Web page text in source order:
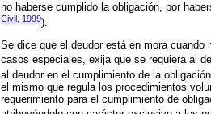
no haberse cumplido la obligación, por
Civil, 1999).
Se dice que el deudor está en mora
casos especiales, exija que se requiera al
al deudor en el cumplimiento de la
el mismo que regula los procedimientos
requerimiento para el cumplimiento de